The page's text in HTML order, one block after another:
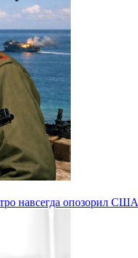
навсегда опозорил США